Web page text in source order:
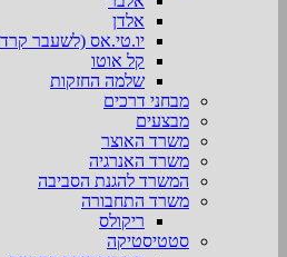
אלדן
יו.טי.אס (לשעבר
קל אוטו
שלמה החזקות
מבחני דרכים
מבצעים
משרד האוצר
משרד האנרגיה
המשרד להגנת הסביבה
משרד התחבורה
ריקולס
סטטיסטיקה